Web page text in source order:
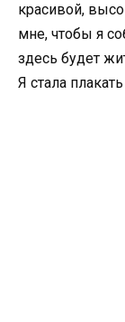
красивой,
мне, чтобы я
здесь будет
Я стала